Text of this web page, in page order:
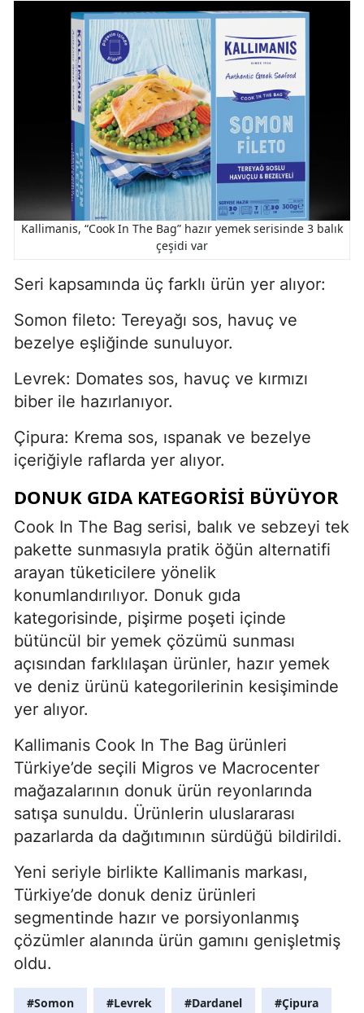
Kallimanis, “Cook In The Bag” hazır yemek serisinde 3 balık
çeşidi var
Seri kapsamında üç farklı ürün yer alıyor:
Somon fileto: Tereyağı sos, havuç ve
bezelye eşliğinde sunuluyor.
Levrek: Domates sos, havuç ve kırmızı
biber ile hazırlanıyor.
Çipura: Krema sos, ıspanak ve bezelye
içeriğiyle raflarda yer alıyor.
DONUK GIDA KATEGORİSİ BÜYÜYOR
Cook In The Bag serisi, balık ve sebzeyi tek
pakette sunmasıyla pratik öğün alternatifi
arayan tüketicilere yönelik
konumlandırılıyor. Donuk gıda
kategorisinde, pişirme poşeti içinde
bütüncül bir yemek çözümü sunması
açısından farklılaşan ürünler, hazır yemek
ve deniz ürünü kategorilerinin kesişiminde
yer alıyor.
Kallimanis Cook In The Bag ürünleri
Türkiye’de seçili Migros ve Macrocenter
mağazalarının donuk ürün reyonlarında
satışa sunuldu. Ürünlerin uluslararası
pazarlarda da dağıtımının sürdüğü bildirildi.
Yeni seriyle birlikte Kallimanis markası,
Türkiye’de donuk deniz ürünleri
segmentinde hazır ve porsiyonlanmış
çözümler alanında ürün gamını genişletmiş
oldu.
#Somon #Levrek #Dardanel #Çipura